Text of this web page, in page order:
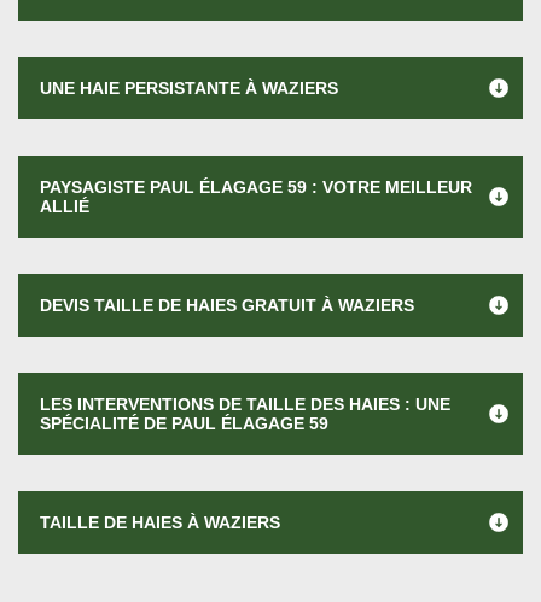
UNE HAIE PERSISTANTE À WAZIERS
PAYSAGISTE PAUL ÉLAGAGE 59 : VOTRE MEILLEUR
ALLIÉ
DEVIS TAILLE DE HAIES GRATUIT À WAZIERS
LES INTERVENTIONS DE TAILLE DES HAIES : UNE
SPÉCIALITÉ DE PAUL ÉLAGAGE 59
TAILLE DE HAIES À WAZIERS